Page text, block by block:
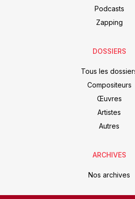
Podcasts
Zapping
DOSSIERS
Tous les
Compositeurs
Œuvres
Artistes
Autres
ARCHIVES
Nos archives